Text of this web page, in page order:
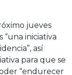
jueves
“una iniciativa
así
para que se
“endurecer